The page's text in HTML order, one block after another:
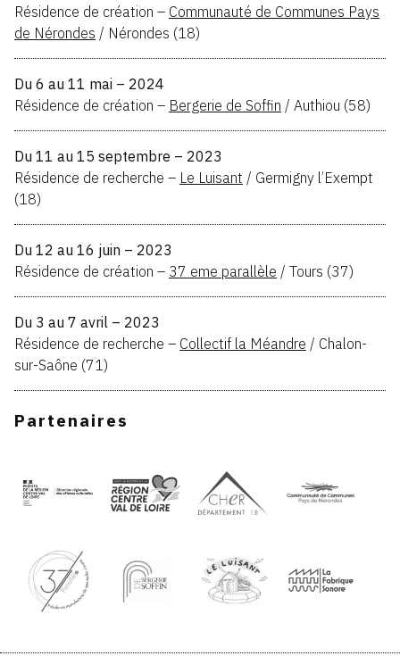
Résidence de création – Communauté de Communes Pays
de Nérondes / Nérondes (18)
Du 6 au 11 mai – 2024
Résidence de création – Bergerie de Soffin / Authiou (58)
Du 11 au 15 septembre – 2023
Résidence de recherche – Le Luisant / Germigny l’Exempt
(18)
Du 12 au 16 juin – 2023
Résidence de création – 37 eme parallèle / Tours (37)
Du 3 au 7 avril – 2023
Résidence de recherche – Collectif la Méandre / Chalon-
sur-Saône (71)
Partenaires